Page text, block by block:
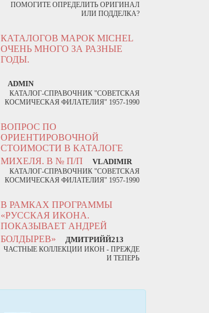
ПОМОГИТЕ ОПРЕДЕЛИТЬ ОРИГИНАЛ
ИЛИ ПОДДЕЛКА?
КАТАЛОГОВ МАРОК MICHEL
ОЧЕНЬ МНОГО ЗА РАЗНЫЕ
ГОДЫ.
ADMIN
КАТАЛОГ-СПРАВОЧНИК "СОВЕТСКАЯ
КОСМИЧЕСКАЯ ФИЛАТЕЛИЯ" 1957-1990
ВОПРОС ПО
ОРИЕНТИРОВОЧНОЙ
СТОИМОСТИ В КАТАЛОГЕ
МИХЕЛЯ. В № П/П
VLADIMIR
КАТАЛОГ-СПРАВОЧНИК "СОВЕТСКАЯ
КОСМИЧЕСКАЯ ФИЛАТЕЛИЯ" 1957-1990
В РАМКАХ ПРОГРАММЫ
«РУССКАЯ ИКОНА.
ПОКАЗЫВАЕТ АНДРЕЙ
БОЛДЫРЕВ»
ДМИТРИЙЙ213
ЧАСТНЫЕ КОЛЛЕКЦИИ ИКОН - ПРЕЖДЕ
И ТЕПЕРЬ